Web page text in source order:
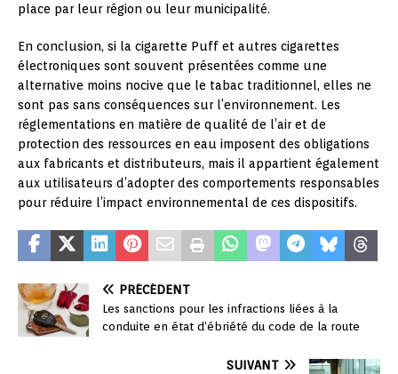
place par leur région ou leur municipalité.
En conclusion, si la cigarette Puff et autres cigarettes
électroniques sont souvent présentées comme une
alternative moins nocive que le tabac traditionnel, elles ne
sont pas sans conséquences sur l’environnement. Les
réglementations en matière de qualité de l’air et de
protection des ressources en eau imposent des obligations
aux fabricants et distributeurs, mais il appartient également
aux utilisateurs d’adopter des comportements responsables
pour réduire l’impact environnemental de ces dispositifs.
PRÉCÉDENT
Les sanctions pour les infractions liées à la
conduite en état d’ébriété du code de la route
SUIVANT